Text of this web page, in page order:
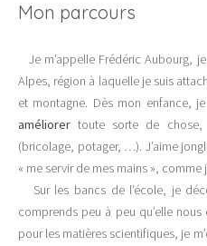
Mon parcours
Je m’appelle Frédéric Aubourg,
Alpes, région à laquelle je suis
et montagne. Dès mon enfance,
améliorertoute sorte de chose,
(bricolage, potager, …). J’aime
« me servir de mes mains », comme
Sur les bancs de l’école, je
comprends peu à peu qu’elle
pour les matières scientifiques, je